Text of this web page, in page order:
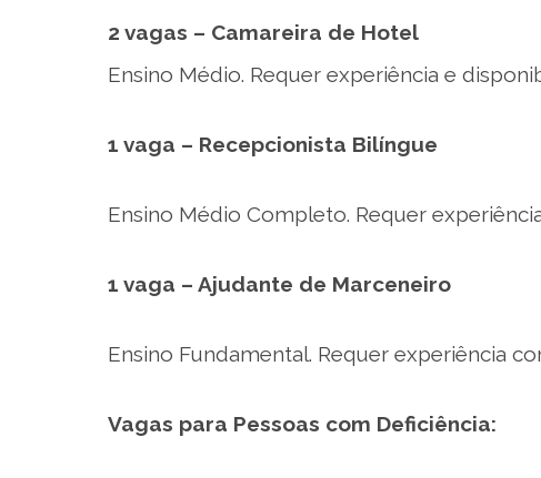
2 vagas – Camareira de Hotel
Ensino Médio. Requer experiência e
1 vaga – Recepcionista Bilíngue
Ensino Médio Completo. Requer
1 vaga – Ajudante de Marceneiro
Ensino Fundamental. Requer experiência
Vagas para Pessoas com Deficiência: